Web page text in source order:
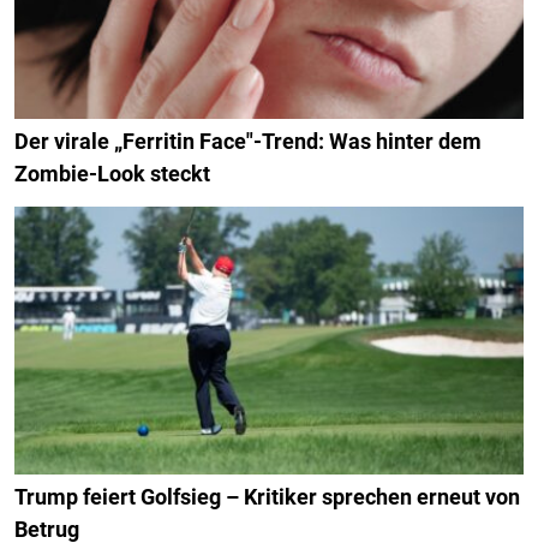
Der virale „Ferritin Face"-Trend: Was hinter dem
Zombie-Look steckt
Trump feiert Golfsieg – Kritiker sprechen erneut von
Betrug